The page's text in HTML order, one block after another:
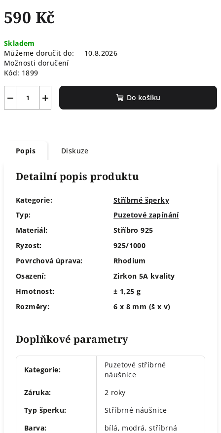
590 Kč
cena:
Skladem
Můžeme doručit do:
10.8.2026
Možnosti doručení
Kód: 1899
+
− Do košíku
Popis Diskuze
Detailní popis produktu
Kategorie:
Stříbrné šperky
Typ:
Puzetové zapínání
Materiál:
Stříbro 925
Ryzost:
925/1000
Povrchová úprava:
Rhodium
Osazení:
Zirkon 5A kvality
Hmotnost:
± 1,25 g
Rozměry:
6 x 8 mm (š x v)
Doplňkové parametry
Kategorie:
Puzetové stříbrné
náušnice
Záruka:
2 roky
Typ šperku:
Stříbrné náušnice
Barva: bílá, modrá,stříbrná